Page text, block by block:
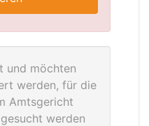
und möchten
werden, für die
Amtsgericht
werden